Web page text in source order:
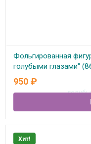
Фольгированная
голубыми глазами"
В наличии
950 ₽
Хит!